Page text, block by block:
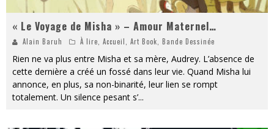
« Le Voyage de Misha » – Amour Maternel…
Alain Baruh À lire Accueil Art Book Bande Dessinée
Rien ne va plus entre Misha et sa mère, Audrey. L’absence de
cette dernière a créé un fossé dans leur vie. Quand Misha lui
annonce, en plus, sa non-binarité, leur lien se rompt
totalement. Un silence pesant s’...